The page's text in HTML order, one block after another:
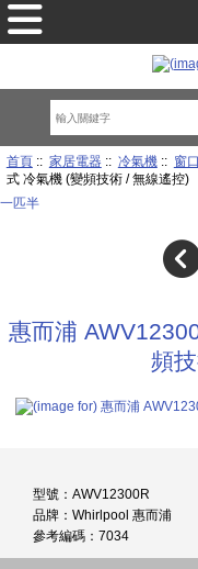
首頁:: 家居電器:: 冷氣機:: 窗
式 冷氣機 (變頻技術 / 無線遙控)
一匹半
惠而浦
頻
型號：AWV12300R
品牌：Whirlpool 惠而浦
參考編碼：7034